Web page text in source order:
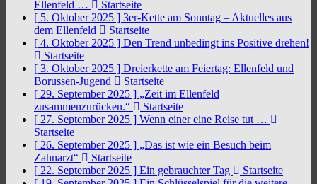
Ellenfeld …
Startseite
[ 5. Oktober 2025 ] 3er-Kette am Sonntag – Aktuelles aus
dem Ellenfeld
Startseite
[ 4. Oktober 2025 ] Den Trend unbedingt ins Positive drehen!
Startseite
[ 3. Oktober 2025 ] Dreierkette am Feiertag: Ellenfeld und
Borussen-Jugend
Startseite
[ 29. September 2025 ] „Zeit im Ellenfeld
zusammenzurücken.“
Startseite
[ 27. September 2025 ] Wenn einer eine Reise tut …
Startseite
[ 26. September 2025 ] „Das ist wie ein Besuch beim
Zahnarzt“
Startseite
[ 22. September 2025 ] Ein gebrauchter Tag
Startseite